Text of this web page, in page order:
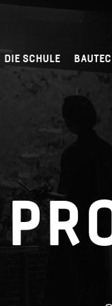
DIE SCHULE